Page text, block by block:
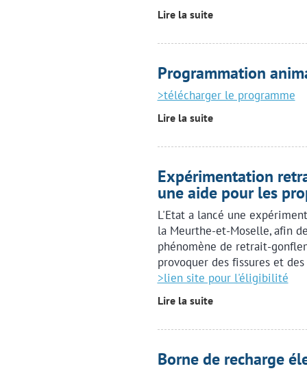
Lire la suite
Programmation
>télécharger le programme
Lire la suite
Expérimentation
une aide pour les
L'Etat a lancé une
la Meurthe-et-Moselle, afin
phénomène de retrait-
provoquer des fissures et
>lien site pour l'éligibilité
Lire la suite
Borne de recharge